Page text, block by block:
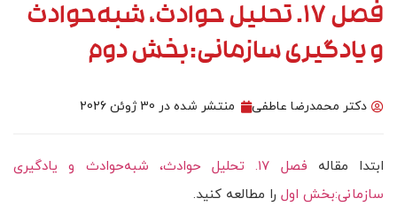
فصل ۱۷. تحلیل حوادث، شبه‌حوادث
و یادگیری سازمانی:بخش دوم
دکتر محمدرضا عاطفی منتشر شده در 30 ژوئن 2026
ابتدا مقاله
فصل ۱۷. تحلیل حوادث، شبه‌حوادث و یادگیری
سازمانی:بخش اول را مطالعه کنید.